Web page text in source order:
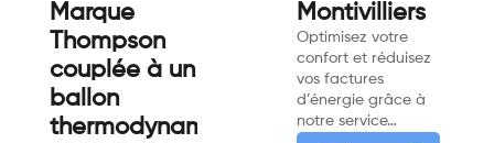
Marque
Thompson
couplée à un
ballon
thermodynamique
Montivilliers
Optimisez votre
confort et réduisez
vos factures
d’énergie grâce à
notre service…